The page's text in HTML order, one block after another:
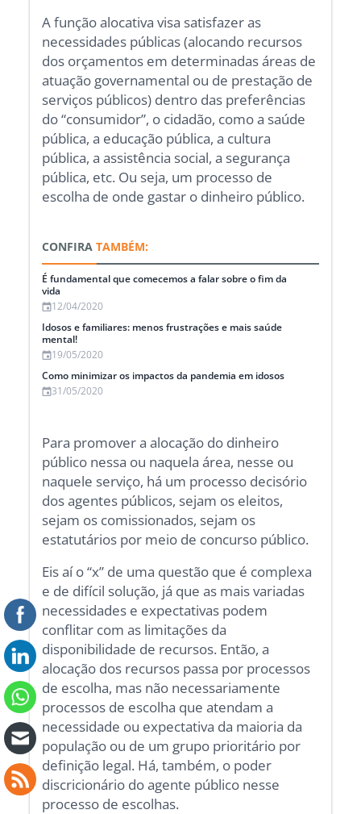
A função alocativa visa satisfazer as
necessidades públicas (alocando recursos
dos orçamentos em determinadas áreas de
atuação governamental ou de prestação de
serviços públicos) dentro das preferências
do “consumidor”, o cidadão, como a saúde
pública, a educação pública, a cultura
pública, a assistência social, a segurança
pública, etc. Ou seja, um processo de
escolha de onde gastar o dinheiro público.
CONFIRA TAMBÉM:
É fundamental que comecemos a falar sobre o fim da
vida
12/04/2020
Idosos e familiares: menos frustrações e mais saúde
mental!
19/05/2020
Como minimizar os impactos da pandemia em idosos
31/05/2020
Para promover a alocação do dinheiro
público nessa ou naquela área, nesse ou
naquele serviço, há um processo decisório
dos agentes públicos, sejam os eleitos,
sejam os comissionados, sejam os
estatutários por meio de concurso público.
Eis aí o “x” de uma questão que é complexa
e de difícil solução, já que as mais variadas
necessidades e expectativas podem
conflitar com as limitações da
disponibilidade de recursos. Então, a
alocação dos recursos passa por processos
de escolha, mas não necessariamente
processos de escolha que atendam a
necessidade ou expectativa da maioria da
população ou de um grupo prioritário por
definição legal. Há, também, o poder
discricionário do agente público nesse
processo de escolhas.